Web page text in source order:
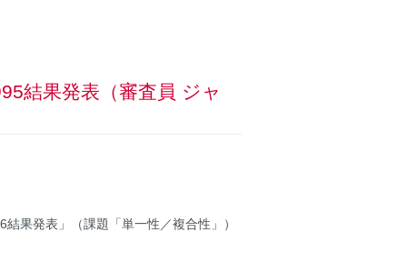
結果発表（審査員 ジャ
果発表」（課題「単一性／複合性」）